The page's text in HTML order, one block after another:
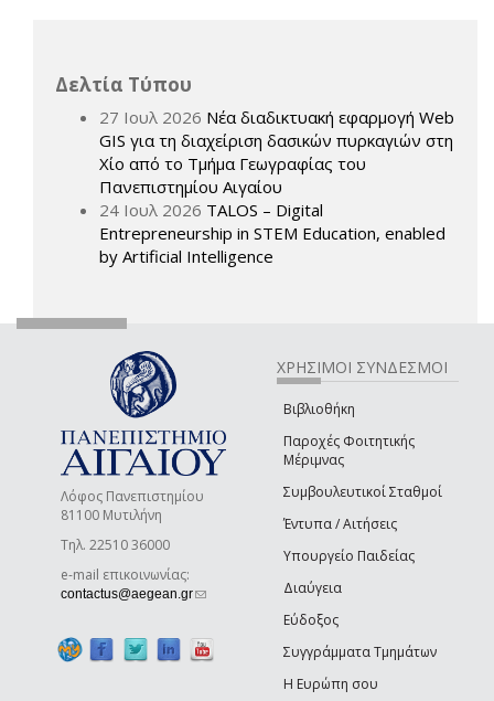
Δελτία Τύπου
27 Ιουλ 2026 Νέα διαδικτυακή εφαρμογή Web
GIS για τη διαχείριση δασικών πυρκαγιών στη
Χίο από το Τμήμα Γεωγραφίας του
Πανεπιστημίου Αιγαίου
24 Ιουλ 2026 TALOS – Digital
Entrepreneurship in STEM Education, enabled
by Artificial Intelligence
Λόφος Πανεπιστημίου
81100 Μυτιλήνη
Τηλ. 22510 36000
e-mail επικοινωνίας:
contactus@aegean.gr(link sends e-mail)
ΧΡΗΣΙΜΟΙ ΣΥΝΔΕΣΜΟΙ
Βιβλιοθήκη
Παροχές Φοιτητικής
Μέριμνας
Συμβουλευτικοί Σταθμοί
Έντυπα / Αιτήσεις
Υπουργείο Παιδείας
Διαύγεια
Εύδοξος
Συγγράμματα Τμημάτων
Η Ευρώπη σου